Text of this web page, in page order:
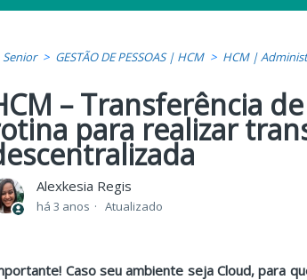
Senior GESTÃO DE PESSOAS | HCM HCM |
– Transferência
para realizar
Alexkesia Regis
há 3 anos Atualizado
Caso seu ambiente seja Cloud, para